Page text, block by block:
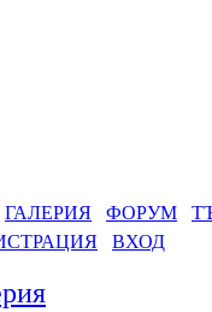
ГАЛЕРИЯ ФОРУМ
ВХОД